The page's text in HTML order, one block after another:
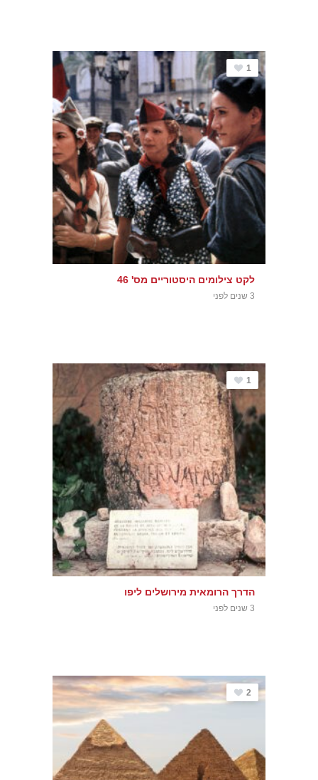
1
לקט צילומים היסטוריים מס' 46
3 שנים לפני
1
הדרך הרומאית מירושלים ליפו
3 שנים לפני
2